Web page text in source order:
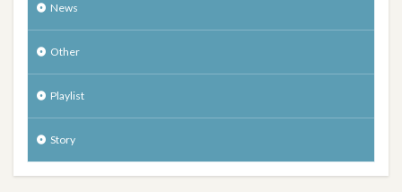
News
Other
Playlist
Story